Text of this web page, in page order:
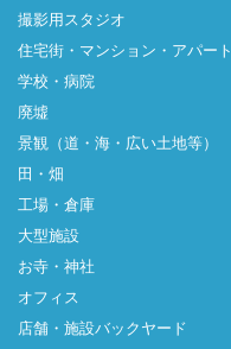
撮影用スタジオ
住宅街・マンション・アパート
学校・病院
廃墟
景観（道・海・広い土地等）
田・畑
工場・倉庫
大型施設
お寺・神社
オフィス
店舗・施設バックヤード